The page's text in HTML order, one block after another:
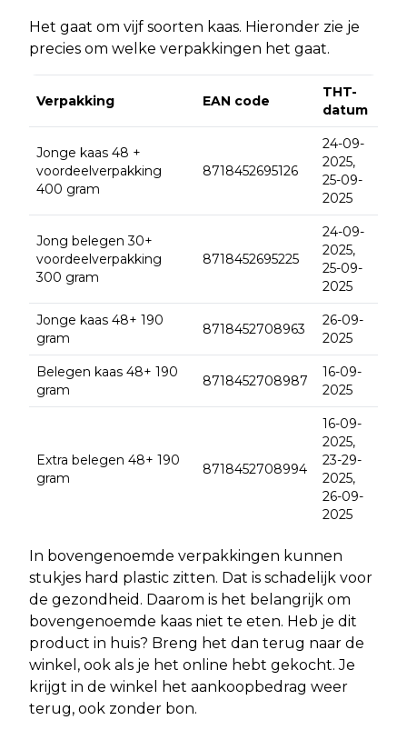
Het gaat om vijf soorten kaas. Hieronder zie je
precies om welke verpakkingen het gaat.
Verpakking EAN code
THT-
datum
Jonge kaas 48 +
voordeelverpakking
400 gram
8718452695126
24-09-
2025,
25-09-
2025
Jong belegen 30+
voordeelverpakking
300 gram
8718452695225
24-09-
2025,
25-09-
2025
Jonge kaas 48+ 190
gram
8718452708963
26-09-
2025
Belegen kaas 48+ 190
gram
8718452708987
16-09-
2025
Extra belegen 48+ 190
gram
8718452708994
16-09-
2025,
23-29-
2025,
26-09-
2025
In bovengenoemde verpakkingen kunnen
stukjes hard plastic zitten. Dat is schadelijk voor
de gezondheid. Daarom is het belangrijk om
bovengenoemde kaas niet te eten. Heb je dit
product in huis? Breng het dan terug naar de
winkel, ook als je het online hebt gekocht. Je
krijgt in de winkel het aankoopbedrag weer
terug, ook zonder bon.